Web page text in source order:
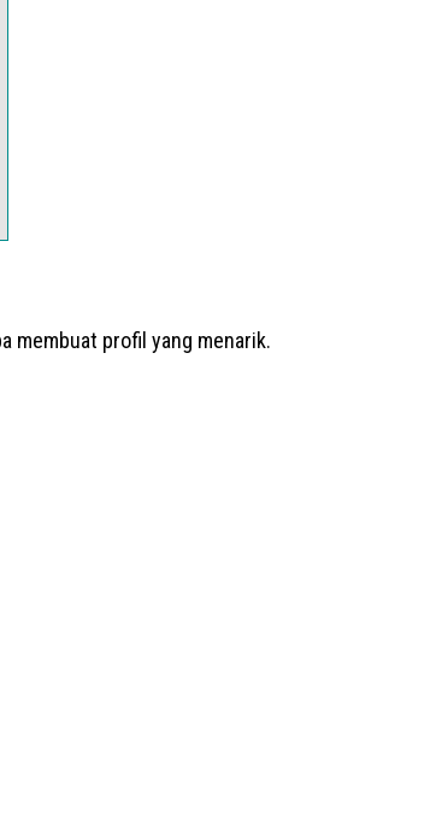
membuat profil yang menarik.